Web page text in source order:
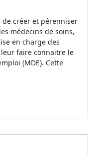
de créer et pérenniser
médecins de soins,
en charge des
faire connaitre le
(MDE). Cette